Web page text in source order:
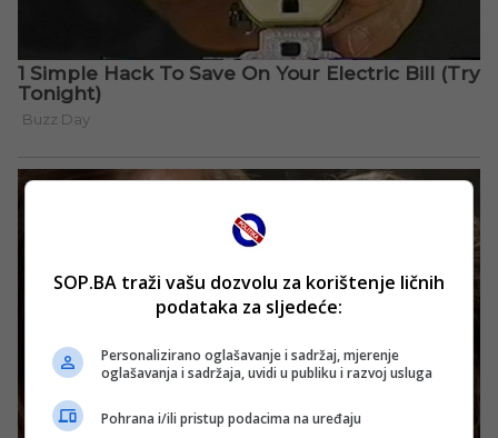
SOP.BA traži vašu dozvolu za korištenje ličnih
podataka za sljedeće:
Personalizirano oglašavanje i sadržaj, mjerenje
oglašavanja i sadržaja, uvidi u publiku i razvoj usluga
Pohrana i/ili pristup podacima na uređaju